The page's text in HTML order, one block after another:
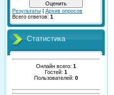
Результаты | Архив опросов
Всего ответов: 1
Статистика
Онлайн всего: 1
Гостей: 1
Пользователей: 0